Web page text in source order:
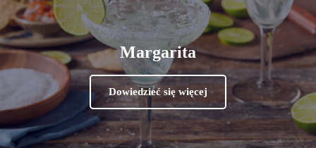
Margarita
Dowiedzieć się więcej